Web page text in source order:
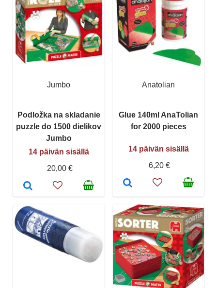
Jumbo
Podložka na skladanie
puzzle do 1500 dielikov
Jumbo
14 päivän sisällä
20,00 €
Anatolian
Glue 140ml AnaTolian
for 2000 pieces
14 päivän sisällä
6,20 €